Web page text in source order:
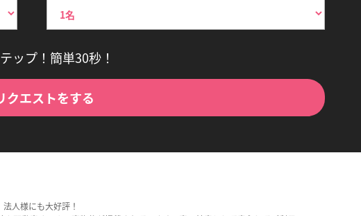
ップ！簡単30秒！
クエストをする
人様にも大好評！